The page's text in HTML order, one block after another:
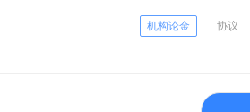
机构论金 协议